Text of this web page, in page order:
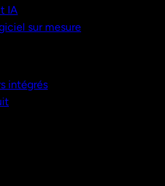
IA
sur mesure
intégrés